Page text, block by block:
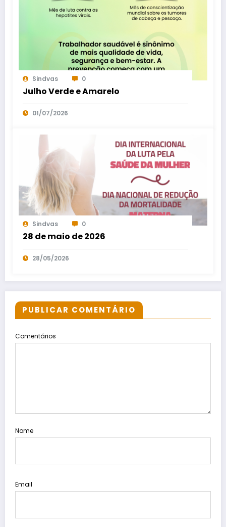
Sindvas 0
Julho Verde e Amarelo
01/07/2026
Sindvas 0
28 de maio de 2026
28/05/2026
PUBLICAR COMENTÁRIO
Comentários
Nome
Email